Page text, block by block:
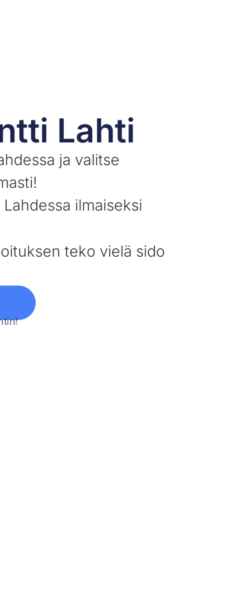
Lahti
ja valitse
ilmaiseksi
teko vielä sido